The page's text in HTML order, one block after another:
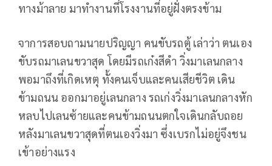
ทางม้าลาย มาทำงานที่โรงงานที่อยู่ฝั่งตรงข้าม
จาการสอบถามนายปริญญา คนขับรถตู้ เล่าว่า ตนเอง
ขับรถมาเลนขวาสุด โดยมีรถเก๋งสีดำ วิ่งมาเลนกลาง
พอมาถึงที่เกิดเหตุ ทั้งคนเจ็บและคนเสียชีวิต เดิน
ข้ามถนน ออกมาอยู่เลนกลาง รถเก่งวิ่งมาเลนกลางหัก
หลบไปเลนซ้ายและคนข้ามถนนตกใจเดินกลับถอย
หลังมาเลนขวาสุดที่ตนเองวิ่งมา ซึ่งเบรกไม่อยู่จึงชน
เข้าอย่างแรง